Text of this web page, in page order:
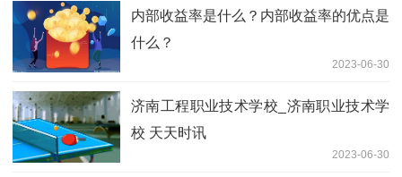
内部收益率是什么？内部收益率的优点是
什么？
2023-06-30
济南工程职业技术学校_济南职业技术学
校 天天时讯
2023-06-30